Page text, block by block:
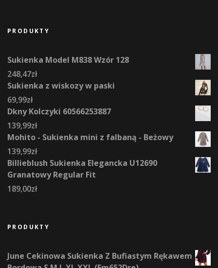
PRODUKTY
Sukienka Model M838 Wzór 128
248,47zł
Sukienka z wiskozy w paski
69,99zł
Dkny Kolczyki 60566253887
139,99zł
Mohito - Sukienka mini z falbaną - Beżowy
139,99zł
Billieblush Sukienka Elegancka U12690
Granatowy Regular Fit
189,00zł
PRODUKTY
June Cekinowa Sukienka Z Bufiastym Rękawem